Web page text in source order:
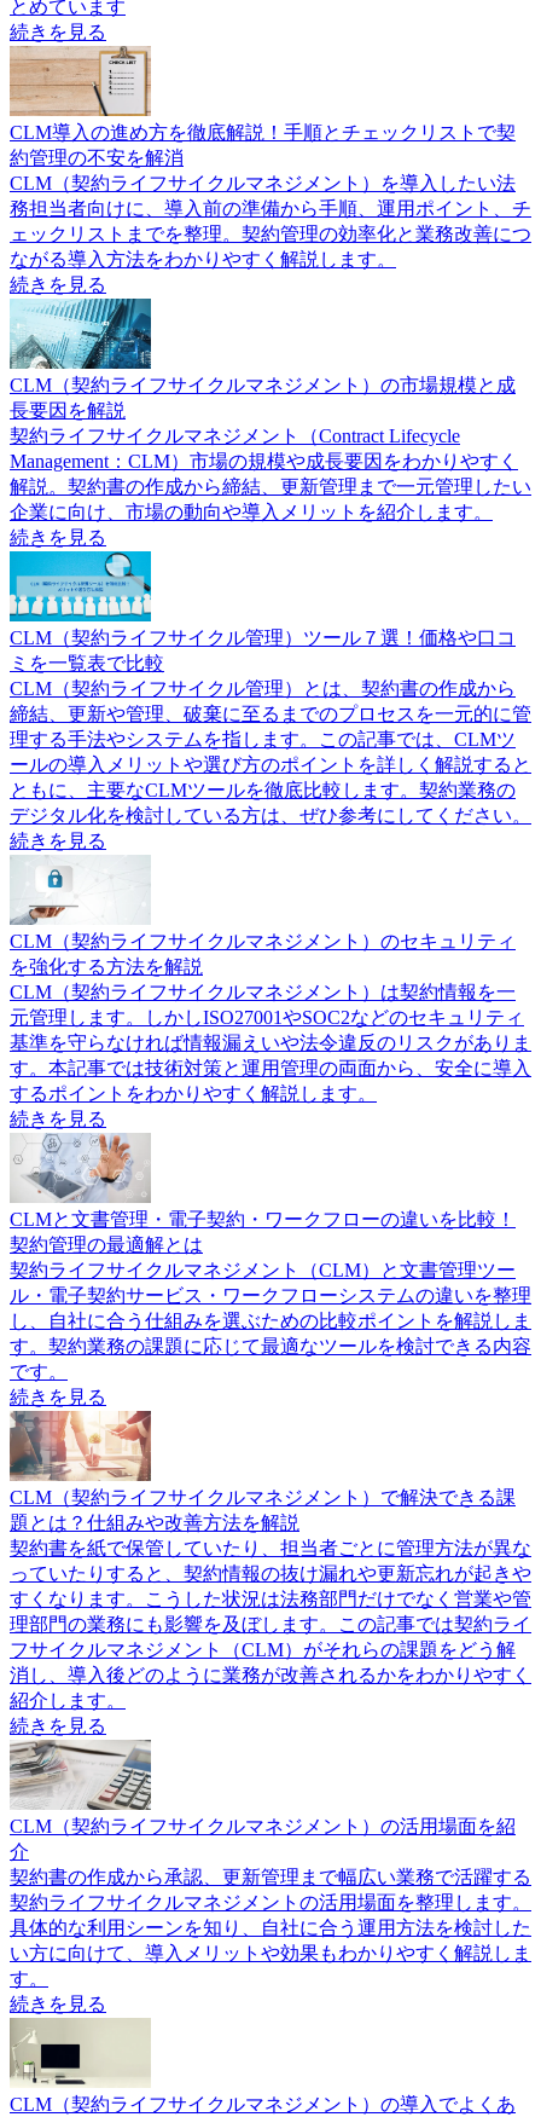
とめています
続きを見る
CLM導入の進め方を徹底解説！手順とチェックリストで契
約管理の不安を解消
CLM（契約ライフサイクルマネジメント）を導入したい法
務担当者向けに、導入前の準備から手順、運用ポイント、チ
ェックリストまでを整理。契約管理の効率化と業務改善につ
ながる導入方法をわかりやすく解説します。
続きを見る
CLM（契約ライフサイクルマネジメント）の市場規模と成
長要因を解説
契約ライフサイクルマネジメント（Contract Lifecycle
Management：CLM）市場の規模や成長要因をわかりやすく
解説。契約書の作成から締結、更新管理まで一元管理したい
企業に向け、市場の動向や導入メリットを紹介します。
続きを見る
CLM（契約ライフサイクル管理）ツール７選！価格や口コ
ミを一覧表で比較
CLM（契約ライフサイクル管理）とは、契約書の作成から
締結、更新や管理、破棄に至るまでのプロセスを一元的に管
理する手法やシステムを指します。この記事では、CLMツ
ールの導入メリットや選び方のポイントを詳しく解説すると
ともに、主要なCLMツールを徹底比較します。契約業務の
デジタル化を検討している方は、ぜひ参考にしてください。
続きを見る
CLM（契約ライフサイクルマネジメント）のセキュリティ
を強化する方法を解説
CLM（契約ライフサイクルマネジメント）は契約情報を一
元管理します。しかしISO27001やSOC2などのセキュリティ
基準を守らなければ情報漏えいや法令違反のリスクがありま
す。本記事では技術対策と運用管理の両面から、安全に導入
するポイントをわかりやすく解説します。
続きを見る
CLMと文書管理・電子契約・ワークフローの違いを比較！
契約管理の最適解とは
契約ライフサイクルマネジメント（CLM）と文書管理ツー
ル・電子契約サービス・ワークフローシステムの違いを整理
し、自社に合う仕組みを選ぶための比較ポイントを解説しま
す。契約業務の課題に応じて最適なツールを検討できる内容
です。
続きを見る
CLM（契約ライフサイクルマネジメント）で解決できる課
題とは？仕組みや改善方法を解説
契約書を紙で保管していたり、担当者ごとに管理方法が異な
っていたりすると、契約情報の抜け漏れや更新忘れが起きや
すくなります。こうした状況は法務部門だけでなく営業や管
理部門の業務にも影響を及ぼします。この記事では契約ライ
フサイクルマネジメント（CLM）がそれらの課題をどう解
消し、導入後どのように業務が改善されるかをわかりやすく
紹介します。
続きを見る
CLM（契約ライフサイクルマネジメント）の活用場面を紹
介
契約書の作成から承認、更新管理まで幅広い業務で活躍する
契約ライフサイクルマネジメントの活用場面を整理します。
具体的な利用シーンを知り、自社に合う運用方法を検討した
い方に向けて、導入メリットや効果もわかりやすく解説しま
す。
続きを見る
CLM（契約ライフサイクルマネジメント）の導入でよくあ